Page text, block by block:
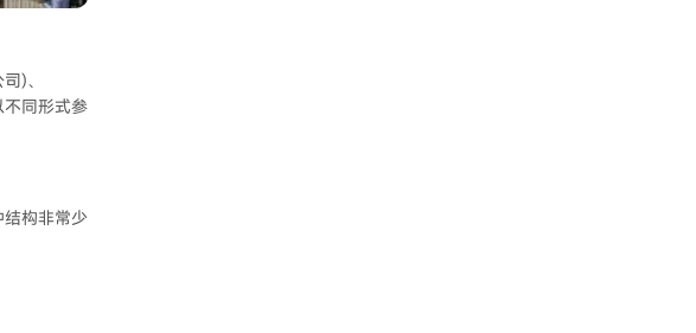
)、
同形式参
结构非常少